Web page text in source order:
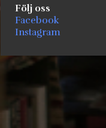
Följ oss
Facebook
Instagram